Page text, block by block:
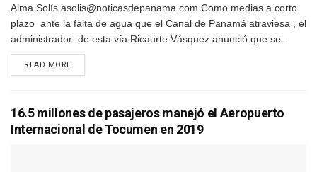
Alma Solís asolis@noticasdepanama.com Como medias a corto
plazo ante la falta de agua que el Canal de Panamá atraviesa , el
administrador de esta vía Ricaurte Vásquez anunció que se...
READ MOREDETAILS
16.5 millones de pasajeros manejó el Aeropuerto
Internacional de Tocumen en 2019